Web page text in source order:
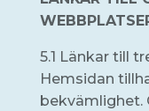
5.1 Länkar till
Hemsidan
bekvämlighet.